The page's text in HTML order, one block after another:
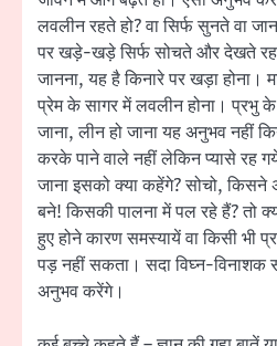
लवलीन रहते हो? वा सिर्फ सुनते वा
पर खड़े-खड़े सिर्फ सोचते और देखते
जानना, यह है किनारे पर खड़ा होना।
प्रेम के सागर में लवलीन होना। प्रभु के
जाना, लीन हो जाना यह अनुभव नहीं
करके पाने वाले नहीं लेकिन प्यासे रह
जाना इसको क्या कहेंगे? सोचो, किसने
बने! किसकी पालना में पल रहे हैं? तो
हुए होने कारण समस्यायें वा किसी भी
पड़ नहीं सकता। सदा विघ्न-विनाशक
अनुभव करेंगे।